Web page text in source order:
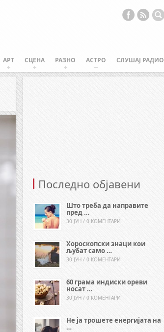
АРТ СЦЕНА РАЗНО АСТРО СЛУШАЈ РАДИО
Последно објавени
Што треба да направите
пред …
30 ЈУН / 0 КОМЕНТАРИ
Хороскопски знаци кои
љубат само …
30 ЈУН / 0 КОМЕНТАРИ
60 грама индиски ореви
носат …
30 ЈУН / 0 КОМЕНТАРИ
Не ја трошете енергијата на
…